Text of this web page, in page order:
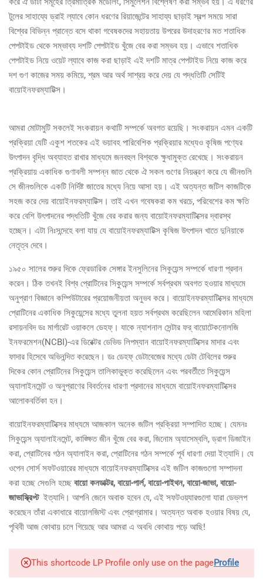
টুলের সাহায্যে ড্রাই ল্যাবে কোন ধরণের রিয়াজেন্টের সাহায্য ছাড়াই স্বল্প সময়ে সারা
বিশ্বের বিভিন্ন প্রান্তে বসে থাকা গবেষকদের সহায়তায় উপরের উদাহরণের মত শতাধিক
পেপটাইড থেকে সম্ভাব্য দশটি পেপটাইড খুঁজে বের করা সম্ভব হয়। এভাবে শতাধিক
পেপটাইড নিয়ে ওয়েট ল্যাবে কাজ করা ছাড়াই এই দশটি মাত্র পেপটাইড নিয়ে কাজ করে
দশ গুণ কাজের সময় কমিয়ে, শ্রম আর অর্থ সাশ্রয় করে দেয় যে পদ্ধতিটি সেটিই
বায়োইনফরম্যাটিক্স।
আমরা মোটামুটি সকলেই সংকরায়ন কথাটি সম্পর্কে অবগত রয়েছি। সংকরায়ন এমন একটি
প্রক্রিয়া যেটি একুশ শতকের এই ভয়াবহ পারিবেশিক প্রক্রিয়ার মধ্যেও কৃষিজ পণ্যের
উৎপাদন বৃদ্ধি অব্যাহত রাখার মাধ্যমে জনবহুল বিশ্বকে ক্ষুধামুক্ত রেখেছে। সংকরায়ন
প্রক্রিয়ায় একাধিক গুণাবলী সম্পন্ন জাত থেকে ঐ সকল গুণের নিয়ন্ত্রণ করে যে জীনগুলি
সে জীনগুলিকে একটি নির্দিষ্ট জাতের মধ্যে নিয়ে আসা হয়। এই অত্যন্ত জটিল কাজটিকে
সহজ করে দেয় বায়োইনফরম্যাটিক্স। তাই এখন গবেষকরা কম খরচে, পরিবেশের কম ক্ষতি
করে বেশি উৎপাদনের পদ্ধতিটি খুঁজে বের করার জন্য বায়োইনফরম্যাটিক্সের দ্বারস্থ
হচ্ছেন। এটা নিঃসন্দেহে বলা যায় যে বায়োইনফরম্যাটিক্স কৃষিজ উৎপাদন খাতে দুনিয়াকে
নেতৃত্ব দেবে।
১৯৫০ সালের শুরুর দিকে ফ্রেডারিক সেঙ্গার ইনসুলিনের সিকুয়েন্স সম্পর্কে ধারণা প্রদান
করেন। ঠিক তখনই বিশ্ব প্রোটিনের সিকুয়েন্স সম্পর্কে সর্বপ্রথম অবগত হওয়ার মাধ্যমে
অনুপ্রাণ বিজ্ঞানে কম্পিউটারের প্রয়োজনীয়তা অনুভব করে। বায়োইনফরম্যাটিক্সের মাধ্যমে
প্রোটিনের একাধিক সিকুয়েন্সের মধ্যে তুলনা হয়ত সর্বপ্রথম করেছিলেন আমেরিকান মহিলা
রসায়নবিদ ডঃ মার্গারেট ওয়াকলে ডেহফ্‌। যাকে ন্যাশনাল সেন্টার ফর্‌ বায়োটেকনোলজি
ইনফরমেশন(NCBI)-এর ডিরেক্টর ডেভিড লিপম্যান বায়োইনফরম্যাটিক্সের মাদার এবং
ফাদার হিসেবে অভিনন্দিত করেছেন। ডঃ ডেহফ্‌ ডেটাবেজের মধ্যে ডেটা টেবিলের শুরুর
দিকের কোন প্রোটিনের সিকুয়েন্স তালিকাভুক্ত করেছিলেন এবং পরবর্তীতে সিকুয়েন্স
অ্যালাইনমেন্ট ও অনুপ্রাণের বিবর্তনের ধারণা প্রদানের মাধ্যমে বায়োইনফরম্যাটিক্সের
আলোকবর্তিকা হন।
বায়োইনফরম্যাটিক্সের মাধ্যমে আজকাল অনেক জটিল প্রক্রিয়া সম্পাদিত হচ্ছে। যেমনঃ
সিকুয়েন্স অ্যালাইনমেন্ট, কাঙ্ক্ষিত জীন খুঁজে বের করা, জিনোম অ্যাসেম্বলি, ড্রাগ ডিজাইন
করা, প্রোটিনের গঠন অ্যালাইন করা, প্রোটিনের গঠন সম্পর্কে পূর্ব ধারণা দেয়া ইত্যাদি। যে
ওপেন সোর্স সফটওয়ারের মাধ্যমে বায়োইনফরম্যাটিক্সের এই জটিল কাজগুলো সম্পাদনা
করা হচ্ছে সেগুলি হচ্ছে বায়ো কনডাক্টর, বায়ো-পার্ল, বায়ো-পাইথন, বায়ো-জাভা, বায়ো-
জাভাস্ক্রিপ্টইত্যাদি। আপনি জেনে অবাক হবেন যে, এই সফটওয়্যারগুলো যারা ডেভ্লপ
করেছেন তাঁরা একাধারে বায়োলজিস্ট এবং প্রোগ্রামার। অত্যন্ত অবাক হওয়ার বিষয় যে,
পৃথিবী আজ কোথায় চলে গিয়েছে আর আমরা এ অবধি কোথায় পড়ে আছি!
This shortcode LP Profile only use on the pageProfile